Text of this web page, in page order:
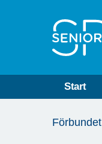
Start
är